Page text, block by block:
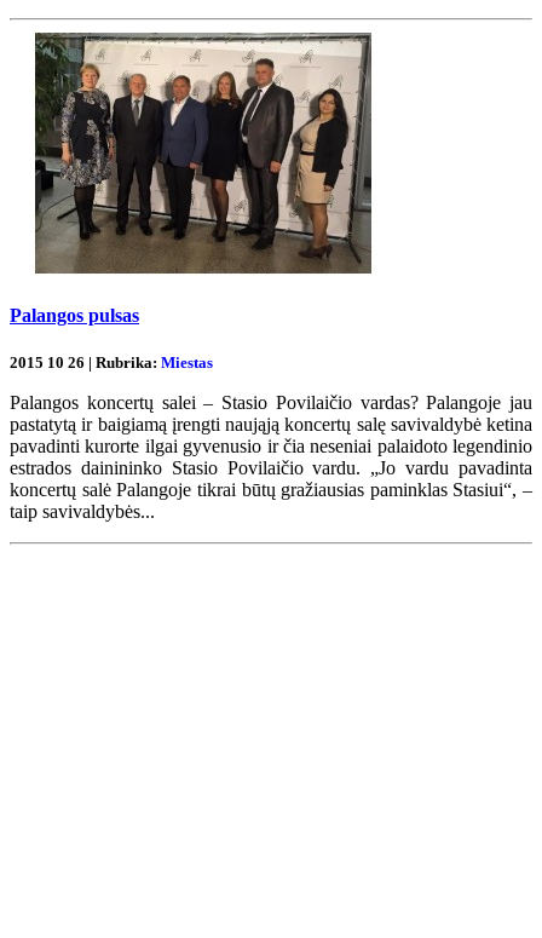
Palangos pulsas
2015 10 26 | Rubrika: Miestas
Palangos koncertų salei – Stasio Povilaičio vardas? Palangoje jau
pastatytą ir baigiamą įrengti naująją koncertų salę savivaldybė ketina
pavadinti kurorte ilgai gyvenusio ir čia neseniai palaidoto legendinio
estrados dainininko Stasio Povilaičio vardu. „Jo vardu pavadinta
koncertų salė Palangoje tikrai būtų gražiausias paminklas Stasiui“, –
taip savivaldybės...